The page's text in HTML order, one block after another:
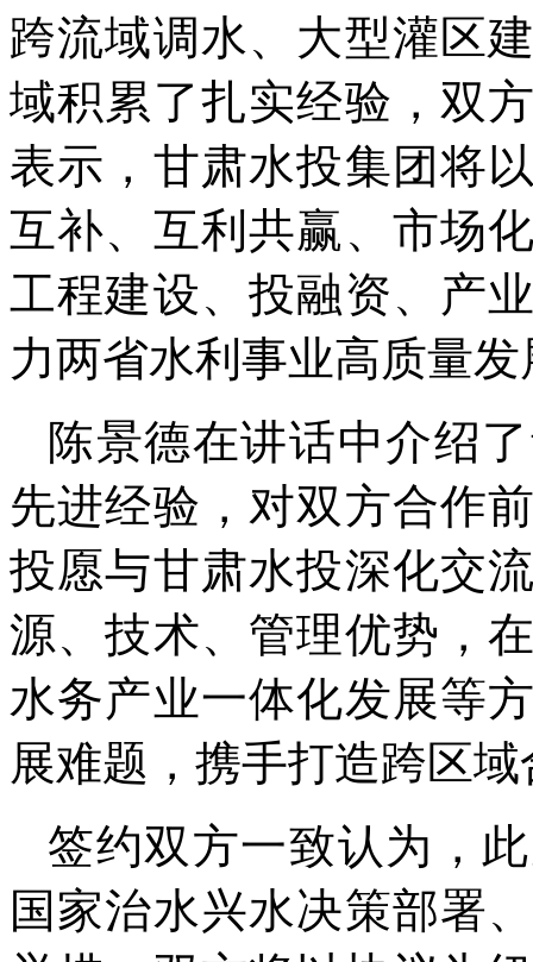
跨流域调水、大型灌区
域积累了扎实经验，双
表示，甘肃水投集团将
互补、互利共赢、市场
工程建设、投融资、产
力两省水利事业高质量发
陈景德在讲话中介绍
先进经验，对双方合作
投愿与甘肃水投深化交
源、技术、管理优势，
水务产业一体化发展等
展难题，携手打造跨区
签约双方一致认为，
国家治水兴水决策部署